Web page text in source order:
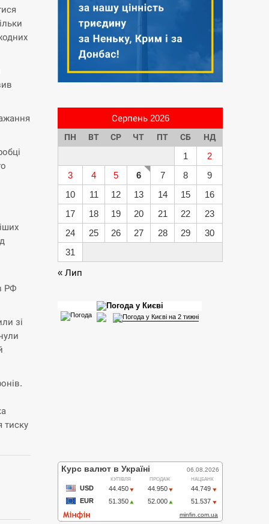
РФ
зі
тиску
Серпень 2026
ПН ВТ СР ЧТ ПТ СБ НД
1
2
3
4 5 6 7 8
9
10
11 12 13 14 15
16
17
18 19 20 21 22
23
24
25 26 27 28 29
30
31
« Лип